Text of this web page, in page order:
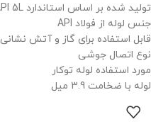
تولید شده بر اساس استاندارد API 5L
جنس لوله از فولاد API
قابل استفاده برای گاز و آتش نشانی
نوع اتصال جوشی
مورد استفاده لوله توکار
لوله با ضخامت 3.9 میل